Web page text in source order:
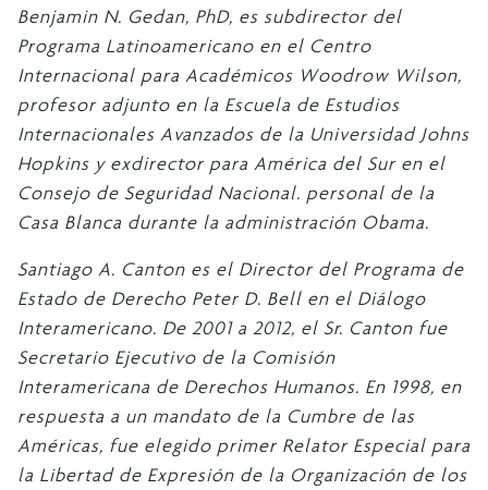
Benjamin N. Gedan, PhD, es subdirector del
Programa Latinoamericano en el Centro
Internacional para Académicos Woodrow Wilson,
profesor adjunto en la Escuela de Estudios
Internacionales Avanzados de la Universidad Johns
Hopkins y exdirector para América del Sur en el
Consejo de Seguridad Nacional. personal de la
Casa Blanca durante la administración Obama.
Santiago A. Canton es el Director del Programa de
Estado de Derecho Peter D. Bell en el Diálogo
Interamericano. De 2001 a 2012, el Sr. Canton fue
Secretario Ejecutivo de la Comisión
Interamericana de Derechos Humanos. En 1998, en
respuesta a un mandato de la Cumbre de las
Américas, fue elegido primer Relator Especial para
la Libertad de Expresión de la Organización de los